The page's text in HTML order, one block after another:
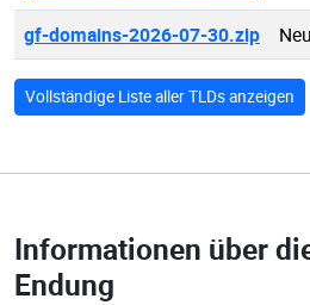
gf-domains-2026-07-30.zip
Vollständige Liste aller TLDs anzeigen
Informationen über
Endung